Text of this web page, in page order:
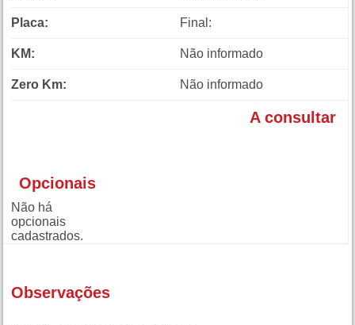
Placa: Final:
KM: Não informado
Zero Km: Não informado
A consultar
Opcionais
Não há
opcionais
cadastrados.
Observações